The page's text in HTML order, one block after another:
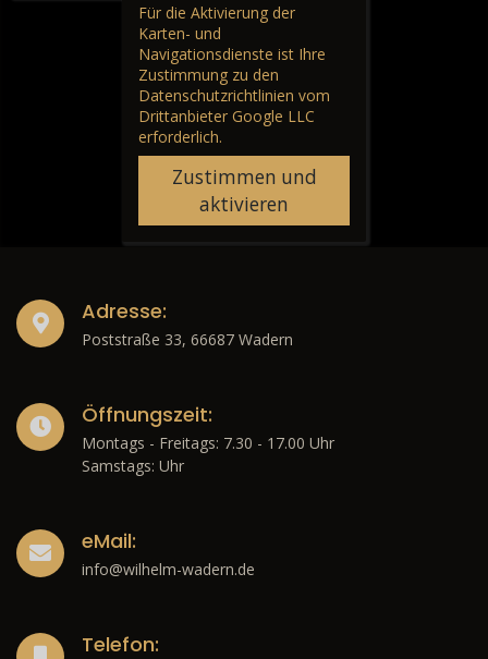
Für die Aktivierung der
Karten- und
Navigationsdienste ist Ihre
Zustimmung zu den
Datenschutzrichtlinien vom
Drittanbieter Google LLC
erforderlich.
Zustimmen und
aktivieren
Adresse:
Poststraße 33, 66687 Wadern
Öffnungszeit:
Montags - Freitags: 7.30 - 17.00 Uhr
Samstags: Uhr
eMail:
info@wilhelm-wadern.de
Telefon: